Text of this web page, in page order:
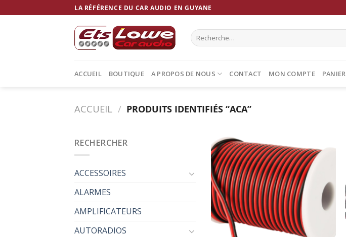
to
LA RÉFÉRENCE DU CAR AUDIO EN GUYANE
Recherche
pour :
ACCUEIL BOUTIQUE A PROPOS DE NOUS CONTACT MON COMPTE PANIER
ACCUEIL / PRODUITS IDENTIFIÉS “ACA”
RECHERCHER
ACCESSOIRES
ALARMES
AMPLIFICATEURS
AUTORADIOS
Ajouter
à la
wishlist